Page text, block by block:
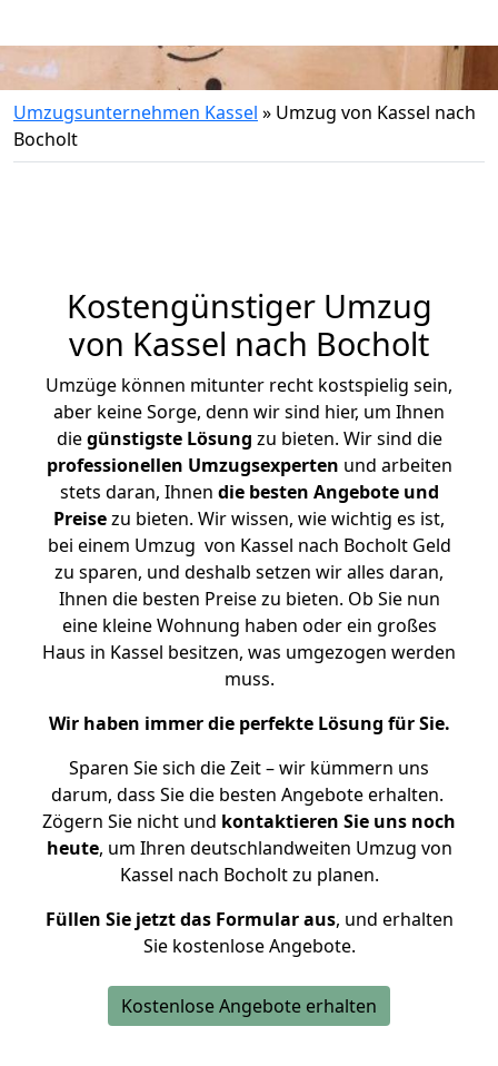
Umzugsunternehmen Kassel » Umzug von Kassel nach
Bocholt
Kostengünstiger Umzug
von Kassel nach Bocholt
Umzüge können mitunter recht kostspielig sein,
aber keine Sorge, denn wir sind hier, um Ihnen
diegünstigste Lösung zu bieten. Wir sind die
professionellen Umzugsexperten und arbeiten
stets daran, Ihnen die besten Angebote und
Preisezu bieten. Wir wissen, wie wichtig es ist,
bei einem Umzug von Kassel nach Bocholt Geld
zu sparen, und deshalb setzen wir alles daran,
Ihnen die besten Preise zu bieten. Ob Sie nun
eine kleine Wohnung haben oder ein großes
Haus in Kassel besitzen, was umgezogen werden
muss.
Wir haben immer die perfekte Lösung für Sie.
Sparen Sie sich die Zeit – wir kümmern uns
darum, dass Sie die besten Angebote erhalten.
Zögern Sie nicht und kontaktieren Sie uns noch
heute, um Ihren deutschlandweiten Umzug von
Kassel nach Bocholt zu planen.
Füllen Sie jetzt das Formular aus, und erhalten
Sie kostenlose Angebote.
Kostenlose Angebote erhalten